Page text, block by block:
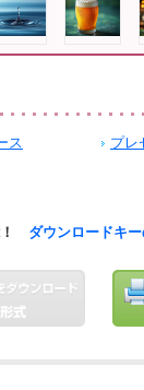
ス
プレ
！ ダウンロードキ